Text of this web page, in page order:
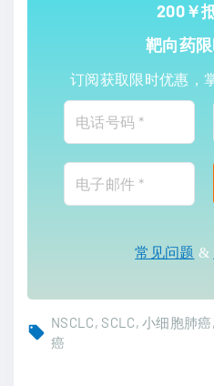
200￥
靶向药
订阅获取限时优惠，
常见问题 &
NSCLC SCLC 小细胞肺癌
癌